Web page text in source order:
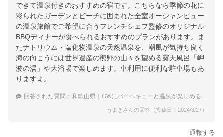
できて温泉付きのおすすめの宿です。こちらなら季節の花に
彩られたガーデンとビーチに囲まれた全室オーシャンビュー
の温泉旅館でご希望に合うフレンチシェフ監修のオリジナル
BBQディナーが食べられるおすすめのプランがあります。ま
たナトリウム・塩化物温泉の天然温泉を、潮風が気持ち良く
海の向こうには世界遺産の熊野の山々を望める露天風呂「岬
波の湯」や大浴場で楽しめます。車利用に便利な駐車場もあ
りますよ。
回答された質問： 和歌山県｜GWにバーベキューと温泉が楽しめる宿のおすすめは？
うまきさんの回答（投稿日：2024/3/27）
通報する